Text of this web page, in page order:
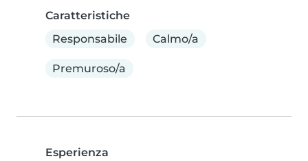
Caratteristiche
Responsabile
Calmo/a
Premuroso/a
Esperienza